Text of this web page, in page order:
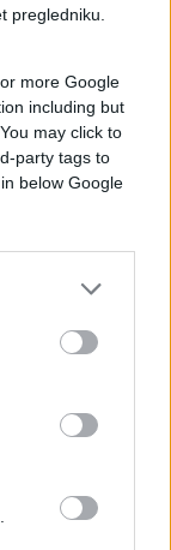
pregledniku.
more Google
including but
may click to
party tags to
below Google
ih na komade,
3 sata na
gazu i
da cijeli sok